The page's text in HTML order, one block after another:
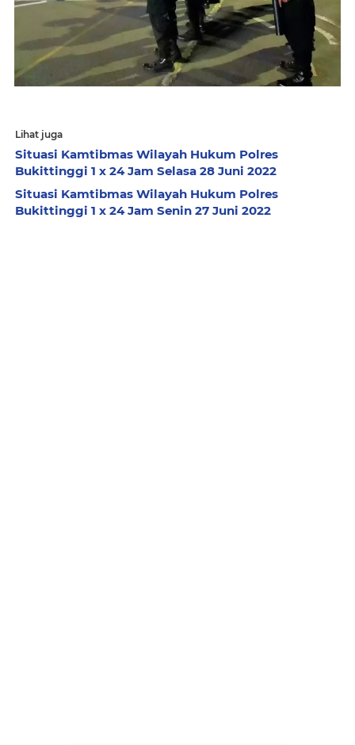
Lihat juga
Situasi Kamtibmas Wilayah Hukum Polres
Bukittinggi 1 x 24 Jam Selasa 28 Juni 2022
Situasi Kamtibmas Wilayah Hukum Polres
Bukittinggi 1 x 24 Jam Senin 27 Juni 2022